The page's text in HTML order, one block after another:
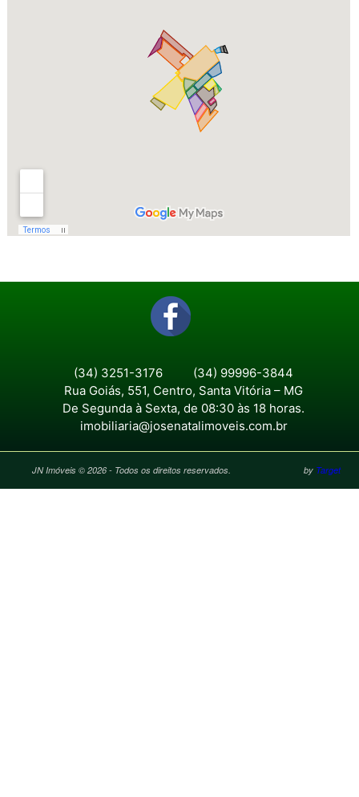
(34) 3251-3176
(34) 99996-3844
Rua Goiás, 551, Centro, Santa Vitória – MG
De Segunda à Sexta, de 08:30 às 18 horas.
imobiliaria@josenatalimoveis.com.br
JN Imóveis © 2026 - Todos os direitos reservados. by Target